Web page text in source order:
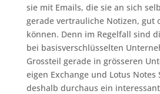
sie mit Emails, die sie an sich
gerade vertrauliche Notizen, gut
können. Denn im Regelfall sind
bei basisverschlüsselten
Grossteil gerade in grösseren
eigen Exchange und Lotus Notes
deshalb durchaus ein